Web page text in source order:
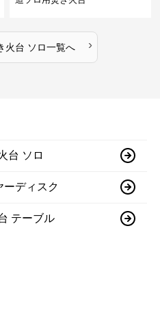
火台 ソロ一覧へ ›
台 ソロ
ーディスク
テーブル